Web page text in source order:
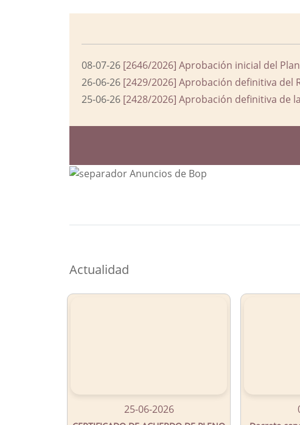
08-07-26 [2646/2026] Aprobación inicial del
26-06-26 [2429/2026] Aprobación definitiva
25-06-26 [2428/2026] Aprobación definitiva de
Actualidad
25-06-2026